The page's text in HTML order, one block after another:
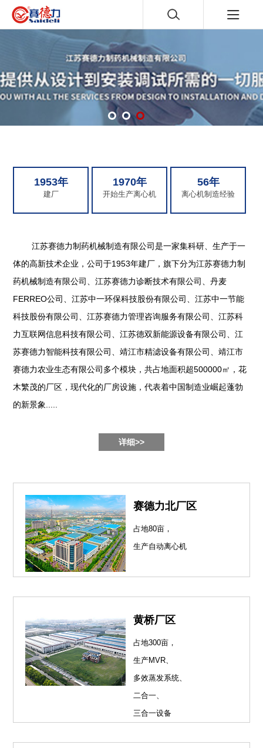
1953年
建厂
1970年
开始生产离心机
56年
离心机制造经验
江苏赛德力制药机械制造有限公司是一家集科研、生产于一
体的高新技术企业，公司于1953年建厂，旗下分为江苏赛德力制
药机械制造有限公司、江苏赛德力诊断技术有限公司、丹麦
FERREO公司、江苏中一环保科技股份有限公司、江苏中一节能
科技股份有限公司、江苏赛德力管理咨询服务有限公司、江苏科
力互联网信息科技有限公司、江苏德双新能源设备有限公司、江
苏赛德力智能科技有限公司、靖江市精滤设备有限公司、靖江市
赛德力农业生态有限公司多个模块，共占地面积超500000㎡，花
木繁茂的厂区，现代化的厂房设施，代表着中国制造业崛起蓬勃
的新景象.....
详细>>
赛德力北厂区
占地80亩，
生产自动离心机
黄桥厂区
占地300亩，
生产MVR、
多效蒸发系统、
二合一、
三合一设备